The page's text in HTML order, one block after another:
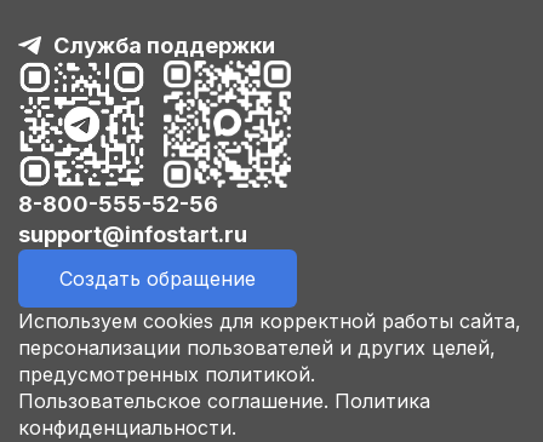
Служба поддержки
8-800-555-52-56
support@infostart.ru
Создать обращение
Используем cookies для корректной работы сайта,
персонализации пользователей и других целей,
предусмотренных политикой.
Пользовательское соглашение. Политика
конфиденциальности.